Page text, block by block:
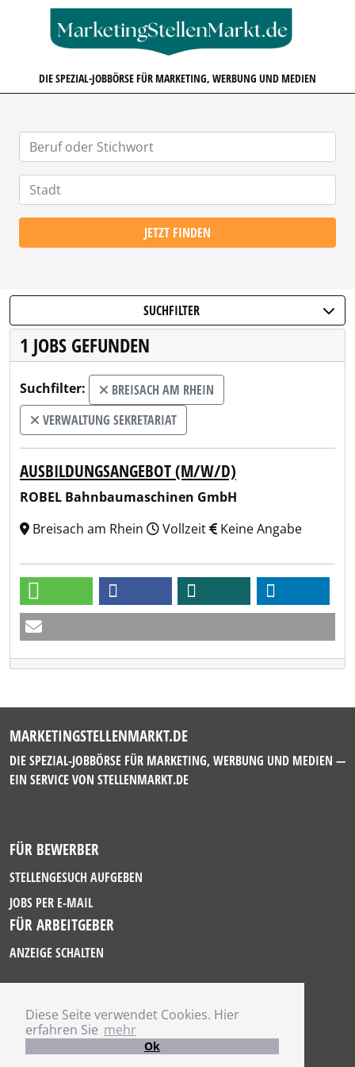
Diese Seite verwendet Cookies. Hier
erfahren Sie mehr
Ok
DIE SPEZIAL-JOBBÖRSE FÜR MARKETING, WERBUNG UND MEDIEN
JETZT FINDEN
SUCHFILTER
1 JOBS GEFUNDEN
Suchfilter:
BREISACH AM RHEIN
VERWALTUNG SEKRETARIAT
AUSBILDUNGSANGEBOT (M/W/D)
ROBEL Bahnbaumaschinen GmbH
Breisach am Rhein
Vollzeit Keine Angabe
MARKETINGSTELLENMARKT.DE
DIE SPEZIAL-JOBBÖRSE FÜR MARKETING, WERBUNG UND MEDIEN —
EIN SERVICE VON STELLENMARKT.DE
FÜR BEWERBER
STELLENGESUCH AUFGEBEN
JOBS PER E-MAIL
FÜR ARBEITGEBER
ANZEIGE SCHALTEN
IMPRESSUM
DATENSCHUTZ